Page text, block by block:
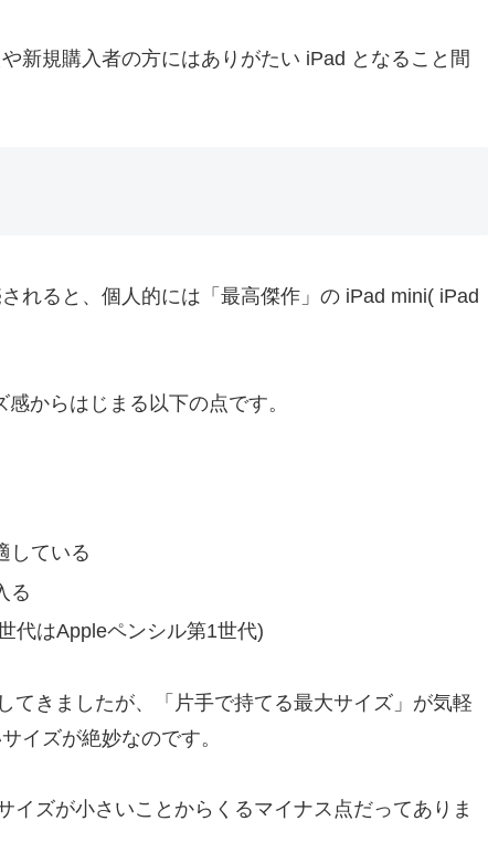
新規購入者の方にはありがたい iPad となること間
れると、個人的には「最高傑作」の iPad mini( iPad
からはじまる以下の点です。
している
る
代はAppleペンシル第1世代)
てきましたが、「片手で持てる最大サイズ」が気軽
イズが絶妙なのです。
イズが小さいことからくるマイナス点だってありま